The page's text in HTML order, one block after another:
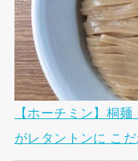
【ホーチミン】桐
がレタントンに こ